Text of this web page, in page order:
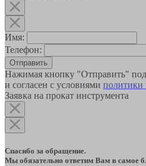
Имя:
Телефон:
Отправить
Нажимая кнопку "Отправить"
и согласен с условиями политики
Заявка на прокат инструмента
Спасибо за обращение.
Мы обязательно ответим Вам в самое